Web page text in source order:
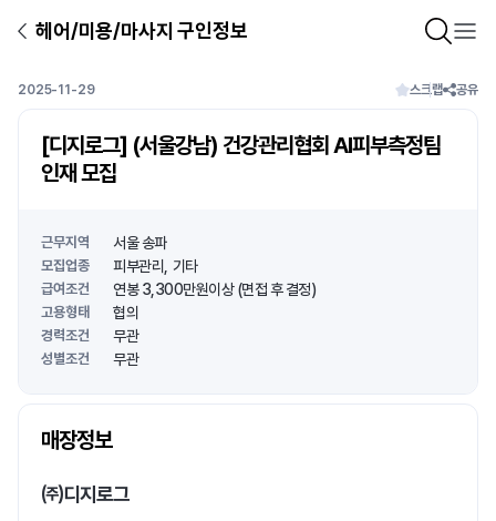
헤어/미용/마사지 구인정보
2025-11-29 스크랩 공유
[디지로그] (서울강남) 건강관리협회 AI피부측정팀
인재 모집
근무지역 서울 송파
모집업종 피부관리 기타
급여조건 연봉 3,300만원이상 (면접 후 결정)
고용형태 협의
경력조건 무관
성별조건 무관
매장정보
㈜디지로그